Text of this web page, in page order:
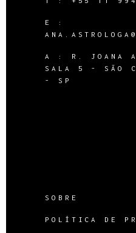
E :
A :
R. JOANA
SALA 5 - SÃO
- SP
SOBRE
POLÍTICA DE